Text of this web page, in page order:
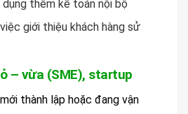
dụng thêm kế toán nội bộ
giới thiệu khách hàng sử
– vừa (SME), startup
thành lập hoặc đang vận